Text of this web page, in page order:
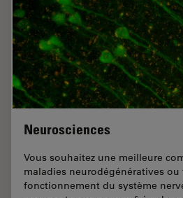
Neurosciences
Vous souhaitez une meilleure
maladies neurodégénératives ou
fonctionnement du système